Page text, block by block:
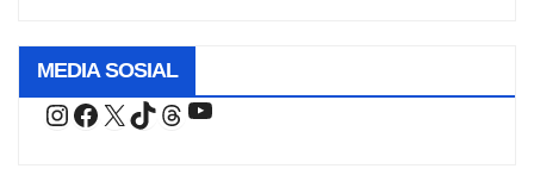
MEDIA SOSIAL
Instagram
Facebook
X TikTok
Threads
YouTube